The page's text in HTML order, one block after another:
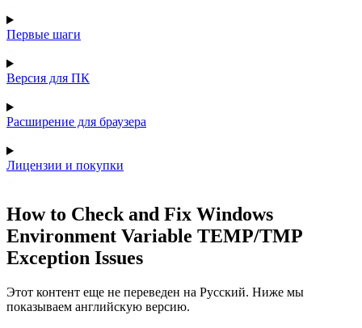
Первые шаги
Версия для ПК
Расширение для браузера
Лицензии и покупки
How to Check and Fix Windows
Environment Variable TEMP/TMP
Exception Issues
Этот контент еще не переведен на Русский. Ниже мы
показываем английскую версию.